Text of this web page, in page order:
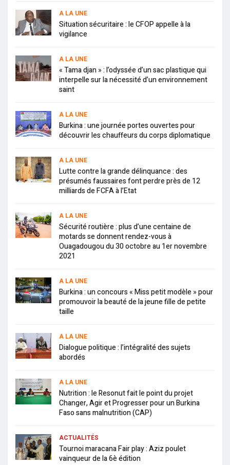
A LA UNE
Situation sécuritaire : le CFOP appelle à la
vigilance
A LA UNE
« Tama djan » : l’odyssée d’un sac plastique qui
interpelle sur la nécessité d’un environnement
saint
A LA UNE
Burkina : une journée portes ouvertes pour
découvrir les chauffeurs du corps diplomatique
A LA UNE
Lutte contre la grande délinquance : des
présumés faussaires font perdre près de 12
milliards de FCFA à l’Etat
A LA UNE
Sécurité routière : plus d’une centaine de
motards se donnent rendez-vous à
Ouagadougou du 30 octobre au 1er novembre
2021
A LA UNE
Burkina : un concours « Miss petit modèle » pour
promouvoir la beauté de la jeune fille de petite
taille
A LA UNE
Dialogue politique : l’intégralité des sujets
abordés
A LA UNE
Nutrition : le Resonut fait le point du projet
Changer, Agir et Progresser pour un Burkina
Faso sans malnutrition (CAP)
ACTUALITÉS
Tournoi maracana Fair play : Aziz poulet
vainqueur de la 6è édition